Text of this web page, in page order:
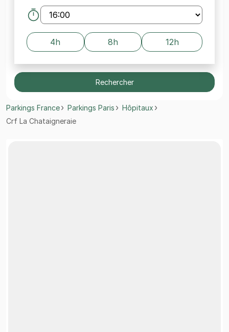
4h 8h 12h
Rechercher
Parkings France Parkings Paris
Hôpitaux
Crf La Chataigneraie